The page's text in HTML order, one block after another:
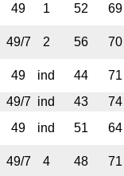
49 1 52 69
49/7 2 56 70
49 ind 44
71
49/7 ind 43
74
49 ind 51 64
49/7 4 48 71